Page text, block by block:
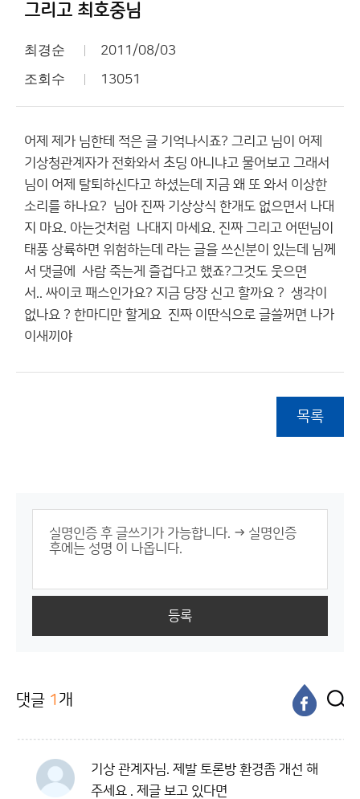
그리고 최호중님
최경순 2011/08/03
조회수 13051
어제 제가 님한테 적은 글 기억나시죠? 그리고 님이 어제
기상청관계자가 전화와서 초딩 아니냐고 물어보고 그래서
님이 어제 탈퇴하신다고 하셨는데 지금 왜 또 와서 이상한
소리를 하나요? 님아 진짜 기상상식 한개도 없으면서 나대
지 마요. 아는것처럼 나대지 마세요. 진짜 그리고 어떤님이
태풍 상륙하면 위험하는데 라는 글을 쓰신분이 있는데 님께
서 댓글에 사람 죽는게 즐겁다고 했죠?그것도 웃으면
서.. 싸이코 패스인가요? 지금 당장 신고 할까요 ? 생각이
없나요 ? 한마디만 할게요 진짜 이딴식으로 글쓸꺼면 나가
이새끼야
목록
등록
댓글 1 개
기상 관계자님. 제발 토론방 환경좀 개선 해
주세요 . 제글 보고 있다면